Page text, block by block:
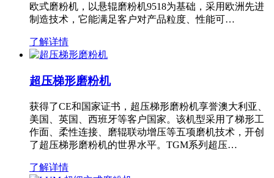
欧式磨粉机，以悬辊磨粉机9518为基础，采用欧洲先进
制造技术，它能满足客户对产品粒度、性能可…
了解详情
超压梯形磨粉机
获得了CE和国家证书，超压梯形磨粉机享誉澳大利亚、
美国、英国、西班牙等客户国家。该机型采用了梯形工
作面、柔性连接、磨辊联动增压等五项磨机技术，开创
了超压梯形磨粉机的世界水平。TGM系列超压…
了解详情